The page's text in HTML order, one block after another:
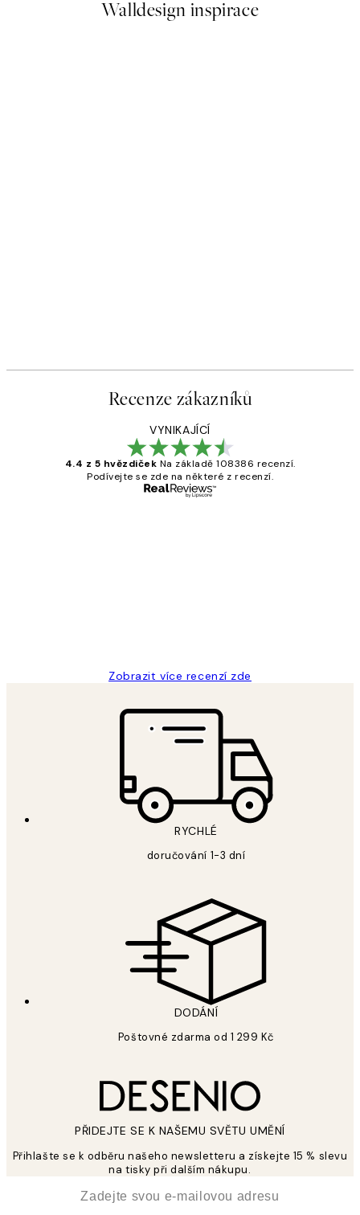
Walldesign inspirace
Recenze zákazníků
VYNIKAJÍCÍ
4.4 z 5 hvězdiček Na základě 108386 recenzí.
Podívejte se zde na některé z recenzí.
Zobrazit více recenzí zde
RYCHLÉ
doručování 1-3 dní
DODÁNÍ
Poštovné zdarma od 1 299 Kč
PŘIDEJTE SE K NAŠEMU SVĚTU UMĚNÍ
Přihlašte se k odběru našeho newsletteru a získejte 15 % slevu
na tisky při dalším nákupu.